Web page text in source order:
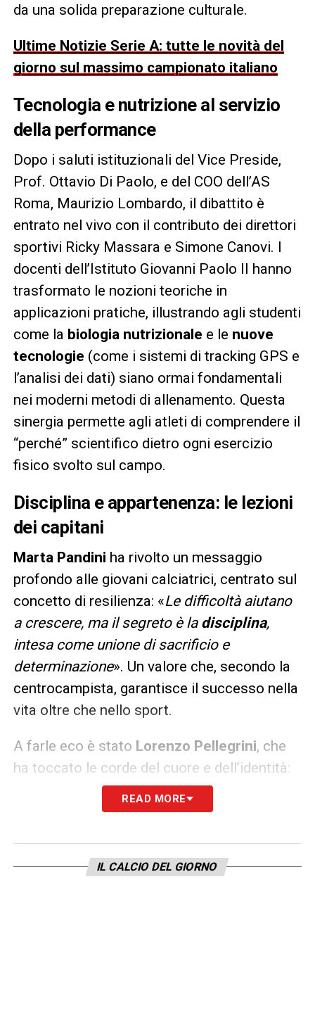
da una solida preparazione culturale.
Ultime Notizie Serie A: tutte le novità del
giorno sul massimo campionato italiano
Tecnologia e nutrizione al servizio
della performance
Dopo i saluti istituzionali del Vice Preside,
Prof. Ottavio Di Paolo, e del COO dell’AS
Roma, Maurizio Lombardo, il dibattito è
entrato nel vivo con il contributo dei direttori
sportivi Ricky Massara e Simone Canovi. I
docenti dell’Istituto Giovanni Paolo II hanno
trasformato le nozioni teoriche in
applicazioni pratiche, illustrando agli studenti
come la biologia nutrizionale e le nuove
tecnologie (come i sistemi di tracking GPS e
l’analisi dei dati) siano ormai fondamentali
nei moderni metodi di allenamento. Questa
sinergia permette agli atleti di comprendere il
“perché” scientifico dietro ogni esercizio
fisico svolto sul campo.
Disciplina e appartenenza: le lezioni
dei capitani
Marta Pandini ha rivolto un messaggio
profondo alle giovani calciatrici, centrato sul
concetto di resilienza: «Le difficoltà aiutano
a crescere, ma il segreto è la disciplina,
intesa come unione di sacrificio e
determinazione». Un valore che, secondo la
centrocampista, garantisce il successo nella
vita oltre che nello sport.
A farle eco è stato Lorenzo Pellegrini, che
ha toccato le corde del cuore e dell’identità:
Portare questo stemma è un onore e una
responsabilità; noi romanisti siamo mossi
capitano ha poi esortato i ragazzi a non
perdere mai la voglia di imparare: «
READ MORE
IL CALCIO DEL GIORNO